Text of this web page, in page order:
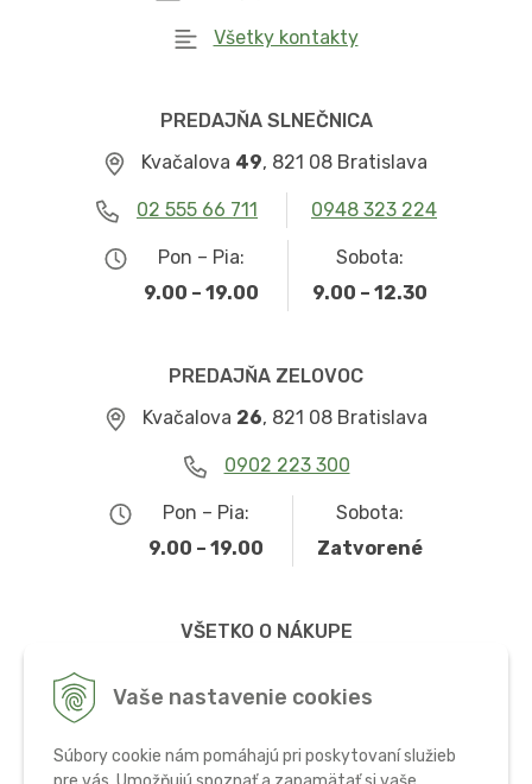
Vaše nastavenie cookies
Súbory cookie nám pomáhajú pri poskytovaní služieb
Všetky kontakty
PREDAJŇA SLNEČNICA
Kvačalova 49, 821 08 Bratislava
02 555 66 711 0948 323 224
Pon – Pia:
9.00 – 19.00
Sobota:
9.00 – 12.30
PREDAJŇA ZELOVOC
Kvačalova 26, 821 08 Bratislava
0902 223 300
Pon – Pia:
9.00 – 19.00
Sobota:
Zatvorené
VŠETKO O NÁKUPE
Ochrana osobných údajov